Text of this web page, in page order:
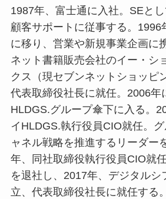
1987年、富士通に入社。SEと
顧客サポートに従事する。1996
に移り、営業や新規事業企画に
ネット書籍販売会社のイー・シ
クス（現セブンネットショッピ
代表取締役社長に就任。2006年
HLDGS.グループ傘下に入る。
イHLDGS.執行役員CIO就任。
ャネル戦略を推進するリーダー
年、同社取締役執行役員CIO就
を退社し、2017年、デジタルシ
立、代表取締役社長に就任する